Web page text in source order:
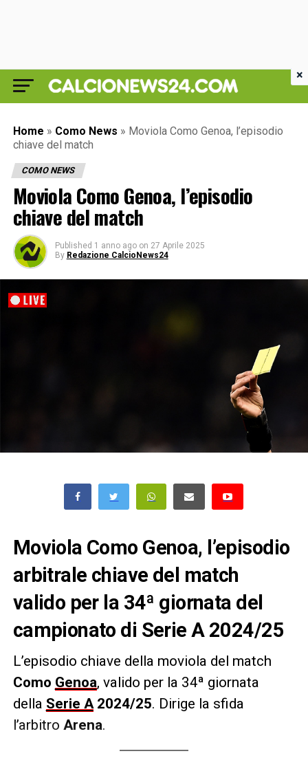
Home » Como News » Moviola Como Genoa, l’episodio
chiave del match
COMO NEWS
Moviola Como Genoa, l’episodio
chiave del match
Published 1 anno ago on 27 Aprile 2025
By Redazione CalcioNews24
Moviola Como Genoa, l’episodio
arbitrale chiave del match
valido per la 34ª giornata del
campionato di Serie A 2024/25
L’episodio chiave della moviola del match
Como Genoa, valido per la 34ª giornata
della Serie A2024/25. Dirige la sfida
l’arbitro Arena.
×